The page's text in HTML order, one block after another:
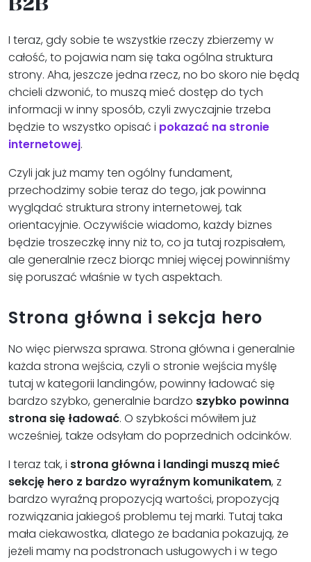
I teraz, gdy sobie te wszystkie rzeczy zbierzemy w
całość, to pojawia nam się taka ogólna struktura
strony. Aha, jeszcze jedna rzecz, no bo skoro nie będą
chcieli dzwonić, to muszą mieć dostęp do tych
informacji w inny sposób, czyli zwyczajnie trzeba
będzie to wszystko opisać i pokazać na stronie
internetowej.
Czyli jak już mamy ten ogólny fundament,
przechodzimy sobie teraz do tego, jak powinna
wyglądać struktura strony internetowej, tak
orientacyjnie. Oczywiście wiadomo, każdy biznes
będzie troszeczkę inny niż to, co ja tutaj rozpisałem,
ale generalnie rzecz biorąc mniej więcej powinniśmy
się poruszać właśnie w tych aspektach.
Strona główna i sekcja hero
No więc pierwsza sprawa. Strona główna i generalnie
każda strona wejścia, czyli o stronie wejścia myślę
tutaj w kategorii landingów, powinny ładować się
bardzo szybko, generalnie bardzo szybko powinna
strona się ładować. O szybkości mówiłem już
wcześniej, także odsyłam do poprzednich odcinków.
I teraz tak, i strona główna i landingi muszą mieć
sekcję hero z bardzo wyraźnym komunikatem, z
bardzo wyraźną propozycją wartości, propozycją
rozwiązania jakiegoś problemu tej marki. Tutaj taka
mała ciekawostka, dlatego że badania pokazują, że
jeżeli mamy na podstronach usługowych i w tego